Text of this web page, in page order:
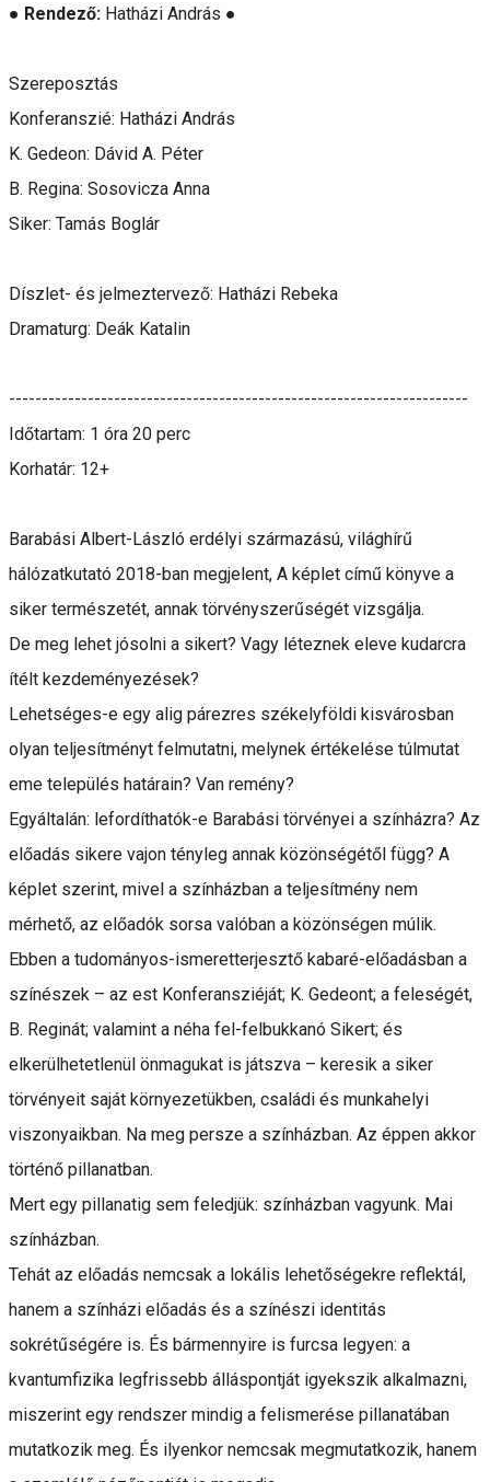
● Rendező: Hatházi András ●
Szereposztás
Konferanszié: Hatházi András
K. Gedeon: Dávid A. Péter
B. Regina: Sosovicza Anna
Siker: Tamás Boglár
Díszlet- és jelmeztervező: Hatházi Rebeka
Dramaturg: Deák Katalin
----------------------------------------------------------------------
Időtartam: 1 óra 20 perc
Korhatár: 12+
Barabási Albert-László erdélyi származású, világhírű
hálózatkutató 2018-ban megjelent, A képlet című könyve a
siker természetét, annak törvényszerűségét vizsgálja.
De meg lehet jósolni a sikert? Vagy léteznek eleve kudarcra
ítélt kezdeményezések?
Lehetséges-e egy alig párezres székelyföldi kisvárosban
olyan teljesítményt felmutatni, melynek értékelése túlmutat
eme település határain? Van remény?
Egyáltalán: lefordíthatók-e Barabási törvényei a színházra? Az
előadás sikere vajon tényleg annak közönségétől függ? A
képlet szerint, mivel a színházban a teljesítmény nem
mérhető, az előadók sorsa valóban a közönségen múlik.
Ebben a tudományos-ismeretterjesztő kabaré-előadásban a
színészek – az est Konferansziéját; K. Gedeont; a feleségét,
B. Reginát; valamint a néha fel-felbukkanó Sikert; és
elkerülhetetlenül önmagukat is játszva – keresik a siker
törvényeit saját környezetükben, családi és munkahelyi
viszonyaikban. Na meg persze a színházban. Az éppen akkor
történő pillanatban.
Mert egy pillanatig sem feledjük: színházban vagyunk. Mai
színházban.
Tehát az előadás nemcsak a lokális lehetőségekre reflektál,
hanem a színházi előadás és a színészi identitás
sokrétűségére is. És bármennyire is furcsa legyen: a
kvantumfizika legfrissebb álláspontját igyekszik alkalmazni,
miszerint egy rendszer mindig a felismerése pillanatában
mutatkozik meg. És ilyenkor nemcsak megmutatkozik, hanem